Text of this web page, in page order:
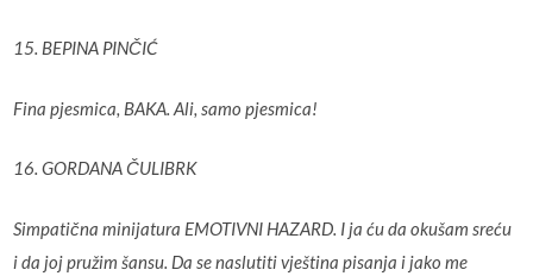
15. BEPINA PINČIĆ
Fina pjesmica, BAKA. Ali, samo pjesmica!
16. GORDANA ČULIBRK
Simpatična minijatura EMOTIVNI HAZARD. I ja ću da okušam sreću
i da joj pružim šansu. Da se naslutiti vještina pisanja i jako me